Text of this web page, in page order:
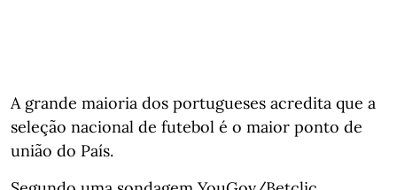
A grande maioria dos portugueses acredita que a
seleção nacional de futebol é o maior ponto de
união do País.